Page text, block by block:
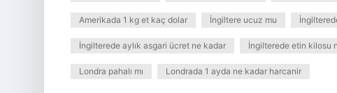
Amerikada 1 kg et kaç dolar İngiltere ucuz mu
İngilterede aylık asgari ücret ne kadar İngilterede etin kilosu
Londra pahalı mı Londrada 1 ayda ne kadar harcanir